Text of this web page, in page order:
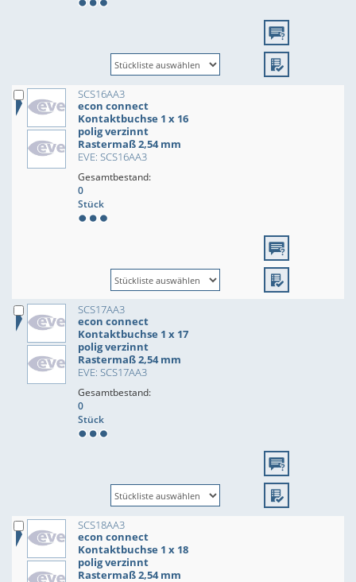
SCS16AA3
econ connect
Kontaktbuchse 1 x 16
polig verzinnt
Rastermaß 2,54 mm
EVE: SCS16AA3
Gesamtbestand:
0
Stück
SCS17AA3
econ connect
Kontaktbuchse 1 x 17
polig verzinnt
Rastermaß 2,54 mm
EVE: SCS17AA3
Gesamtbestand:
0
Stück
SCS18AA3
econ connect
Kontaktbuchse 1 x 18
polig verzinnt
Rastermaß 2,54 mm